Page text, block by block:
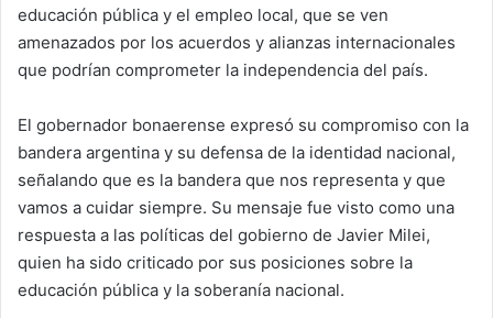
educación pública y el empleo local, que se ven
amenazados por los acuerdos y alianzas internacionales
que podrían comprometer la independencia del país.
El gobernador bonaerense expresó su compromiso con la
bandera argentina y su defensa de la identidad nacional,
señalando que es la bandera que nos representa y que
vamos a cuidar siempre. Su mensaje fue visto como una
respuesta a las políticas del gobierno de Javier Milei,
quien ha sido criticado por sus posiciones sobre la
educación pública y la soberanía nacional.